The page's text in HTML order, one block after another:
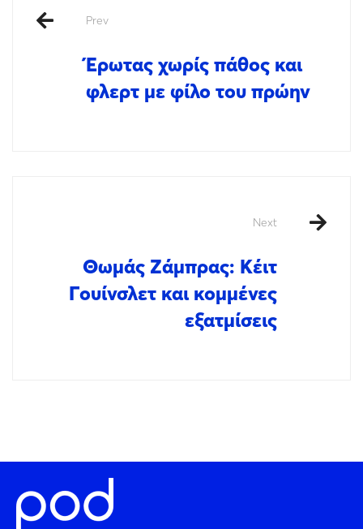
Prev
Έρωτας χωρίς πάθος και
φλερτ με φίλο του πρώην
Next
Θωμάς Ζάμπρας: Κέιτ
Γουίνσλετ και κομμένες
εξατμίσεις